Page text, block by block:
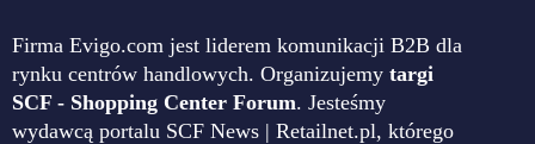
Firma Evigo.com jest liderem komunikacji B2B dla
rynku centrów handlowych. Organizujemy targi
SCF - Shopping Center Forum. Jesteśmy
wydawcą portalu SCF News | Retailnet.pl, którego